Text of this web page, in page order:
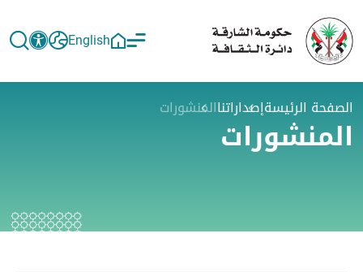
English
الصفحة الرئيسةإصداراتناالمنشورات
المنشورات